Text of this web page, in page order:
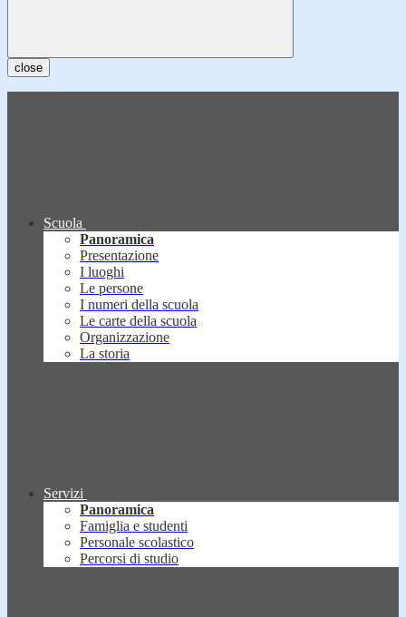
close
Scuola
Panoramica
Presentazione
I luoghi
Le persone
I numeri della scuola
Le carte della scuola
Organizzazione
La storia
Servizi
Panoramica
Famiglia e studenti
Personale scolastico
Percorsi di studio